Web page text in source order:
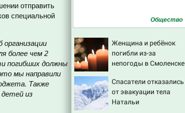
отправить
специальной
более чем 2
погибших должны
мы направили
Также
детей из
Общество
Женщина и ребёнок
погибли из-за
непогоды в Смоленске
Спасатели отказались
от эвакуации тела
Натальи